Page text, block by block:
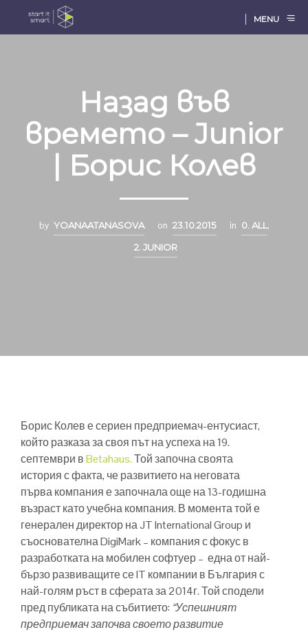
MENU
Назад във
времето – Junior
| Борис Колев
by YOANAATANASOVA on 23.10.2015 in 0. ALL,
2. JUNIOR
Борис Колев е сериен предприемач-ентусиаст,
който разказа за своя път на успеха на 19.
септември вBetahaus.Той започна своята
история с факта, че развитието на неговата
първа компания е започнала още на 13-годишна
възраст като учебна компания. В момента той е
генерален директор на JT International Group и
съоснователна DigiMark – компания с фокус в
разработката на мобилен софтуер – една от най-
бързо развиващите се IT компании в България с
най-голям ръст в сферата за 2014г. Той сподели
пред публиката на събитието: “Успешният
предприемач започва своето развитие